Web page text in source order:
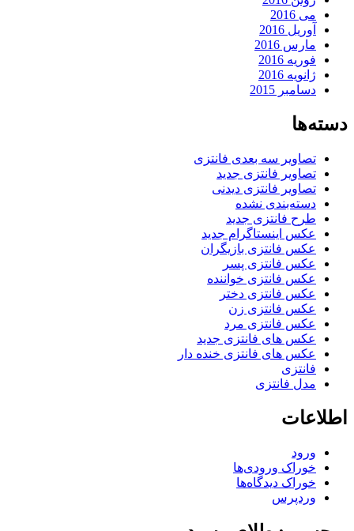
می 2016
آوریل 2016
مارس 2016
فوریه 2016
ژانویه 2016
دسامبر 2015
دسته‌ها
تصاویر سه بعدی فانتزی
تصاویر فانتزی جدید
تصاویر فانتزی دیدنی
دسته‌بندی نشده
طرح فانتزی جدید
عکس اینستاگرام جدید
عکس فانتزی بازیگران
عکس فانتزی پسر
عکس فانتزی خواننده
عکس فانتزی دختر
عکس فانتزی زن
عکس فانتزی مرد
عکس های فانتزی جدید
عکس های فانتزی خنده دار
فانتزی
مدل فانتزی
اطلاعات
ورود
خوراک ورودی‌ها
خوراک دیدگاه‌ها
وردپرس